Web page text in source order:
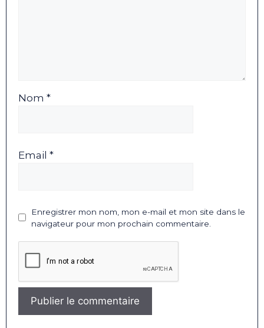
Nom *
Email *
Enregistrer mon nom, mon e-mail et mon site dans le
navigateur pour mon prochain commentaire.